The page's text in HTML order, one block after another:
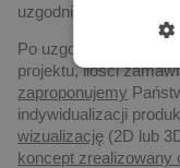
uzgodnienia
Po uzgodnieniu
projektu, ilości
zaproponujemy
indywidualizacji
wizualizację (2D lub
koncept zrealizowany